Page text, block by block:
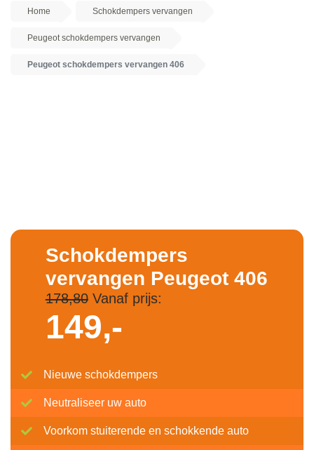
Home Schokdempers vervangen
Peugeot schokdempers vervangen
Peugeot schokdempers vervangen 406
Schokdempers
vervangen Peugeot 406
178,80Vanaf prijs:
149,-
Nieuwe schokdempers
Neutraliseer uw auto
Voorkom stuiterende en schokkende auto